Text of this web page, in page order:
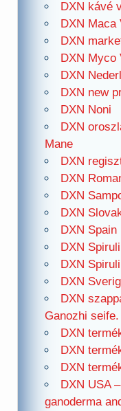
DXN kávé
DXN Maca
DXN
DXN Myco
DXN
DXN new
DXN Noni
DXN
Mane
DXN
DXN
DXN
DXN
DXN Spain
DXN
DXN
DXN
DXN
Ganozhi seife.
DXN
DXN
DXN
DXN USA
ganoderma